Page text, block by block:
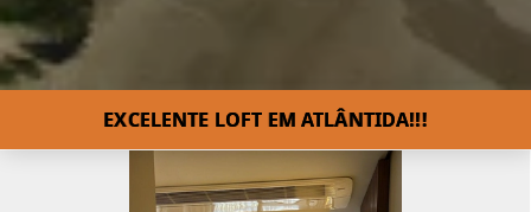
EXCELENTE LOFT EM ATLÂNTIDA!!!